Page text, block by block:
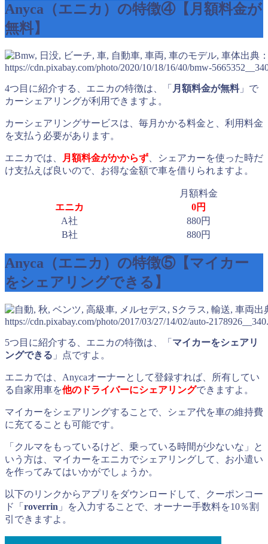
Anyca（エニカ）の特徴④【月額料金が
無料】
出典
https://cdn.pixabay.com/photo/2020/10/18/16/40/bmw-
4つ目に紹介する、エニカの特徴は、「 月額料金が無料」で
カーシェアリングが利用できますよ。
カーシェアリングサービスは、毎月かかる料金と、利用料金
を支払う必要があります。
エニカでは、 月額料金がかからず 、シェアカーを使った時だ
け支払えば良いので、お得な金額で車を借りられますよ。
月額料金
エニカ
0円
A社
880円
B社
880円
Anyca（エニカ）の特徴⑤【マイカー
をシェアリングできる】
出
https://cdn.pixabay.com/photo/2017/03/27/14/02/auto-
5つ目に紹介する、エニカの特徴は、「 マイカーをシェアリ
ングできる 」点ですよ。
エニカでは、Anycaオーナーとして登録すれば、所有してい
る自家用車を他のドライバーにシェアリングできますよ。
マイカーをシェアリングすることで、シェア代を車の維持費
に充てることも可能です。
「クルマをもっているけど、乗っている時間が少ないな」と
いう方は、マイカーをエニカでシェアリングして、お小遣い
を作ってみてはいかがでしょうか。
以下のリンクからアプリをダウンロードして、クーポンコー
ド「 roverrin 」を入力することで、オーナー手数料を10％割
引できますよ。